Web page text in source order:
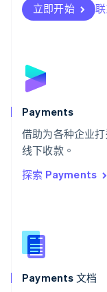
立即开始
Payments
借助为各种企业
线下收款。
探索 Payments
Payments 文档
瑞士
DeutschFrançais
English
斯洛文尼亚
泰国
ไทยEnglish
希腊
English
西班牙
新西兰
English
匈牙利
English